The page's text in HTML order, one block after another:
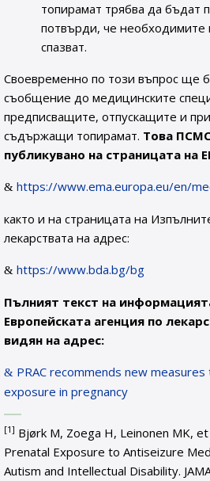
топирамат трябва да бъдат
потвърди, че необходимите
спазват.
Своевременно по този въпрос ще
съобщение до медицинските
предписващите, отпускащите и
съдържащи топирамат. Това
публикувано на страницата на
https://www.ema.europa.eu/en/
както и на страницата на
лекарствата на адрес:
https://www.bda.bg/bg
Пълният текст на
Европейската агенция по
видян на адрес:
PRAC recommends new
exposure in pregnancy
[1] Bjørk M, Zoega H, Leinonen MK,
Prenatal Exposure to Antiseizure
Autism and Intellectual Disability.